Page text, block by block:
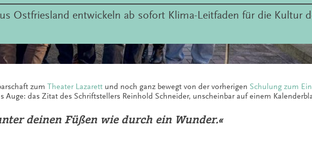
Ostfriesland entwickeln ab sofort Klima-Leitfaden für die Kultur
zum Theater Lazarett und noch ganz bewegt von der vorherigen Schulung zum
Auge: das Zitat des Schriftstellers Reinhold Schneider, unscheinbar auf einem
deinen Füßen wie durch ein Wunder.«